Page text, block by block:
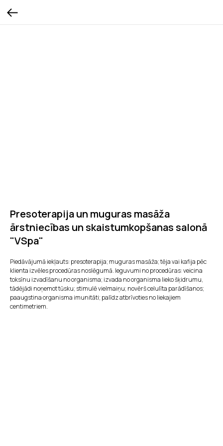
Presoterapija un muguras masāža
ārstniecības un skaistumkopšanas salonā
"VSpa"
Piedāvājumā iekļauts: presoterapija; muguras masāža; tēja vai kafija pēc
klienta izvēles procedūras noslēgumā. Ieguvumi no procedūras: veicina
toksīnu izvadīšanu no organisma; izvada no organisma lieko šķidrumu,
tādējādi noņemot tūsku; stimulē vielmaiņu; novērš celulīta parādīšanos;
paaugstina organisma imunitāti; palīdz atbrīvoties no liekajiem
centimetriem.